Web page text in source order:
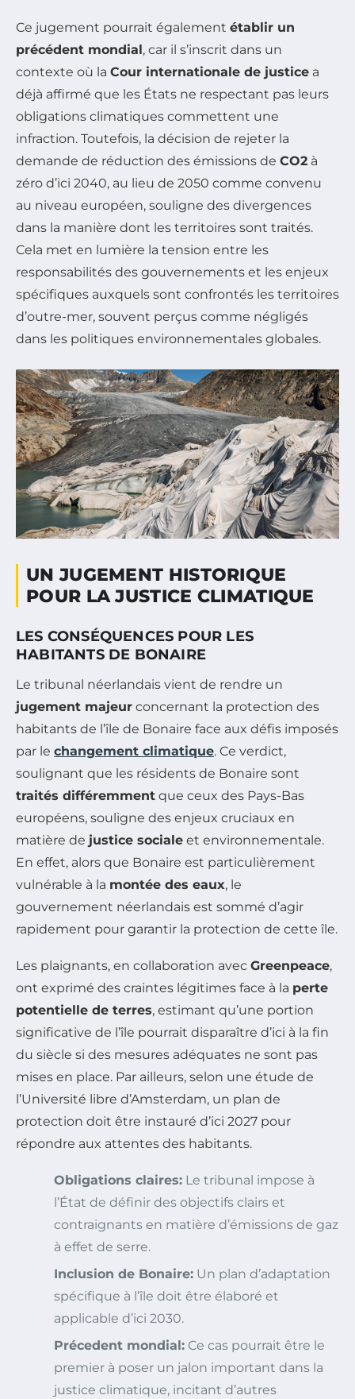
Ce jugement pourrait également établir un
précédent mondial, car il s’inscrit dans un
contexte où la Cour internationale de justice a
déjà affirmé que les États ne respectant pas leurs
obligations climatiques commettent une
infraction. Toutefois, la décision de rejeter la
demande de réduction des émissions de CO2 à
zéro d’ici 2040, au lieu de 2050 comme convenu
au niveau européen, souligne des divergences
dans la manière dont les territoires sont traités.
Cela met en lumière la tension entre les
responsabilités des gouvernements et les enjeux
spécifiques auxquels sont confrontés les territoires
d’outre-mer, souvent perçus comme négligés
dans les politiques environnementales globales.
UN JUGEMENT HISTORIQUE
POUR LA JUSTICE CLIMATIQUE
LES CONSÉQUENCES POUR LES
HABITANTS DE BONAIRE
Le tribunal néerlandais vient de rendre un
jugement majeur concernant la protection des
habitants de l’île de Bonaire face aux défis imposés
par le changement climatique. Ce verdict,
soulignant que les résidents de Bonaire sont
traités différemment que ceux des Pays-Bas
européens, souligne des enjeux cruciaux en
matière de justice sociale et environnementale.
En effet, alors que Bonaire est particulièrement
vulnérable à la montée des eaux, le
gouvernement néerlandais est sommé d’agir
rapidement pour garantir la protection de cette île.
Les plaignants, en collaboration avec Greenpeace,
ont exprimé des craintes légitimes face à la perte
potentielle de terres, estimant qu’une portion
significative de l’île pourrait disparaître d’ici à la fin
du siècle si des mesures adéquates ne sont pas
mises en place. Par ailleurs, selon une étude de
l’Université libre d’Amsterdam, un plan de
protection doit être instauré d’ici 2027 pour
répondre aux attentes des habitants.
Obligations claires: Le tribunal impose à
l’État de définir des objectifs clairs et
contraignants en matière d’émissions de gaz
à effet de serre.
Inclusion de Bonaire: Un plan d’adaptation
spécifique à l’île doit être élaboré et
applicable d’ici 2030.
Précedent mondial: Ce cas pourrait être le
premier à poser un jalon important dans la
justice climatique, incitant d’autres